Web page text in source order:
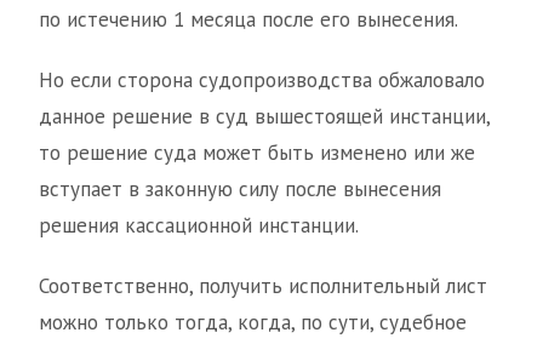
по истечению 1 месяца после его вынесения.
Но если сторона судопроизводства обжаловало
данное решение в суд вышестоящей инстанции,
то решение суда может быть изменено или же
вступает в законную силу после вынесения
решения кассационной инстанции.
Соответственно, получить исполнительный лист
можно только тогда, когда, по сути, судебное